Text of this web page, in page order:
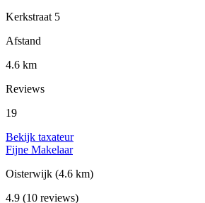
Kerkstraat 5
Afstand
4.6 km
Reviews
19
Bekijk taxateur
Fijne Makelaar
Oisterwijk (4.6 km)
4.9 (10 reviews)